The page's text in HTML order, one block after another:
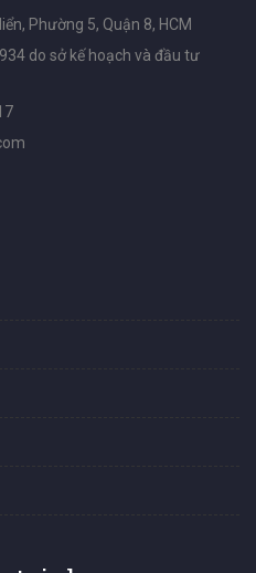
Phường 5, Quận 8, HCM
do sở kế hoạch và đầu tư